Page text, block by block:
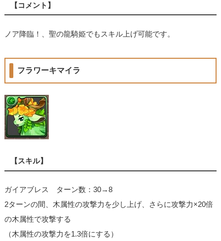
【コメント】
ノア降臨！、聖の龍騎姫でもスキル上げ可能です。
フラワーキマイラ
【スキル】
ガイアブレス ターン数：30→8
2ターンの間、木属性の攻撃力を少し上げ、さらに攻撃力×20倍
の木属性で攻撃する
（木属性の攻撃力を1.3倍にする）